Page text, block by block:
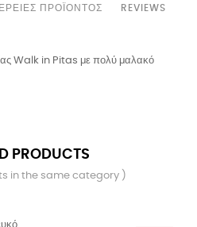
ΠΡΟΪΌΝΤΟΣ REVIEWS
Walk in Pitas με πολύ μαλακό
PRODUCTS
in the same category )